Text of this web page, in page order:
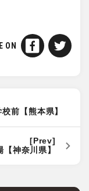
ON
前【熊本県】
神奈川県】